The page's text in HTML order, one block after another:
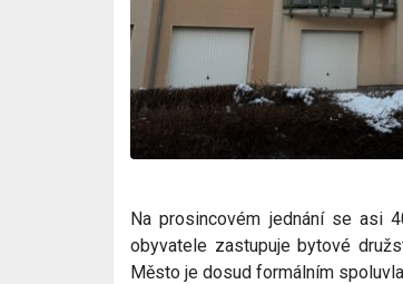
Na prosincovém jednání se asi
obyvatele zastupuje bytové
Město je dosud formálním